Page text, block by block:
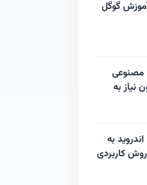
گوگل
مصنوعی
به
به